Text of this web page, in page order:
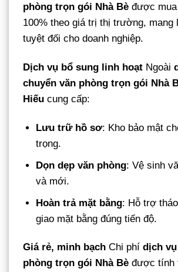
phòng trọn gói Nhà Bè được
100% theo giá trị thị trường, mang
tuyệt đối cho doanh nghiệp.
Dịch vụ bổ sung linh hoạt Ngoài
chuyển văn phòng trọn gói Nhà
Hiếu cung cấp:
Lưu trữ hồ sơ: Kho bảo mật
trọng.
Dọn dẹp văn phòng: Vệ sinh
và mới.
Hoàn trả mặt bằng: Hỗ trợ
giao mặt bằng đúng tiến độ.
Giá rẻ, minh bạch Chi phí dịch
phòng trọn gói Nhà Bè được tính